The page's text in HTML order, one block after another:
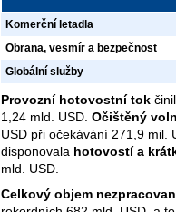
Komerční letadla
Obrana, vesmír a bezpečnost
Globální služby
Provozní hotovostní tok
1,24 mld. USD. Očištěný
USD při očekávání 271,9 mil.
disponovala hotovostí a
mld. USD.
Celkový objem